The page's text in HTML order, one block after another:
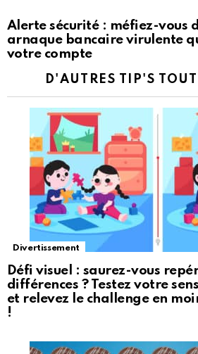
Alerte sécurité : méfiez-vous
arnaque bancaire virulente
votre compte
D'AUTRES TIP'S
Divertissement
Défi visuel : saurez-vous
différences ? Testez votre
et relevez le challenge en
!